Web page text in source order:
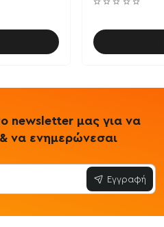
newsletter μας για να
να ενημερώνεσαι
Εγγραφή